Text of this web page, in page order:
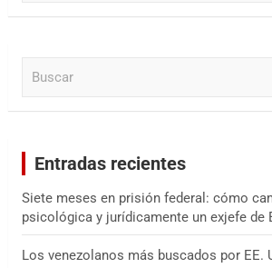
Entradas recientes
Siete meses en prisión federal: cómo
psicológica y jurídicamente un exjefe de
Los venezolanos más buscados por EE.